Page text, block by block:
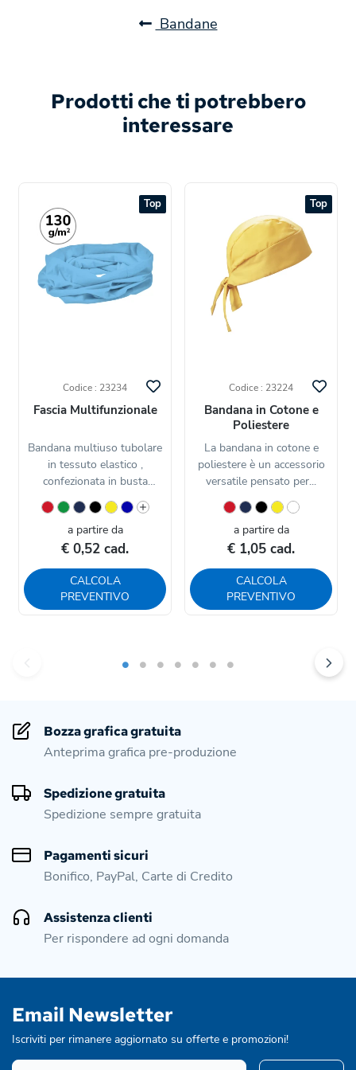
Bandane
Prodotti che ti potrebbero
interessare
Top
Codice : 23234
Fascia Multifunzionale
Bandana multiuso tubolare
in tessuto elastico ,
confezionata in busta
singola...
a partire da
€ 0,52 cad.
CALCOLA
PREVENTIVO
Top
Codice : 23224
Bandana in Cotone e
Poliestere
La bandana in cotone e
poliestere è un accessorio
versatile pensato per...
a partire da
€ 1,05 cad.
CALCOLA
PREVENTIVO
Bozza grafica gratuita
Anteprima grafica pre-produzione
Spedizione gratuita
Spedizione sempre gratuita
Pagamenti sicuri
Bonifico, PayPal, Carte di Credito
Assistenza clienti
Per rispondere ad ogni domanda
Email Newsletter
Iscriviti per rimanere aggiornato su offerte e promozioni!